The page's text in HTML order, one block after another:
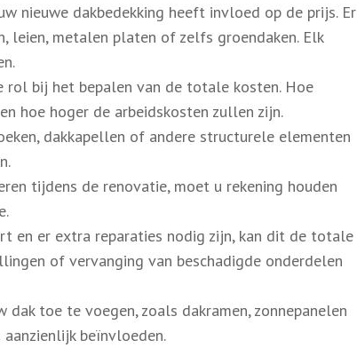
nieuwe dakbedekking heeft invloed op de prijs. Er
leien, metalen platen of zelfs groendaken. Elk
bij het bepalen van de totale kosten. Hoe
hoe hoger de arbeidskosten zullen zijn.
dakkapellen of andere structurele elementen
tijdens de renovatie, moet u rekening houden
en er extra reparaties nodig zijn, kan dit de totale
of vervanging van beschadigde onderdelen
toe te voegen, zoals dakramen, zonnepanelen
beïnvloeden.